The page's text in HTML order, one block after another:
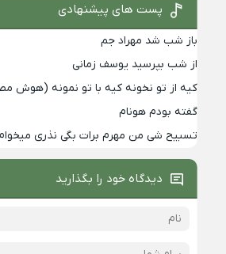
پست های پیشنهادی
باز شب شد مهراد جم
از شب بپرسید یوسف زمانی
کیه از تو نخونه کیه با تو نمونه (هوش
گفته بودم هونام
تسبیح شی من مهرم برات بگی نذری
دیدگاه خود را بگذارید